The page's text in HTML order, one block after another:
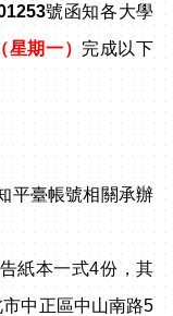
號函知各大學
星期一） 完成以下
平臺帳號相關承辦
紙本一式4份，其
中正區中山南路5